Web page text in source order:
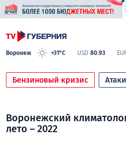
Воронеж +31°C USD 80.93
Бензиновый кризис
Воронежский
лето – 2022